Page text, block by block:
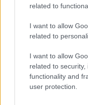
related to
I want to allow
related to
I want to allow
related to
functionality and
user protection.